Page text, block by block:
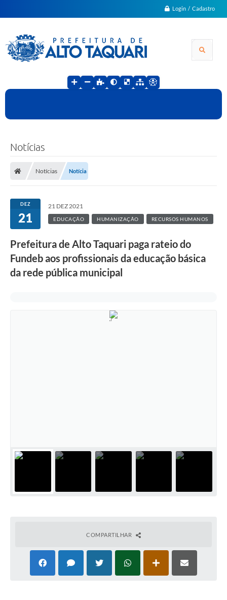
Login / Cadastro
Notícias
Notícias Notícia
DEZ
21
21 DEZ 2021
EDUCAÇÃO HUMANIZAÇÃO RECURSOS HUMANOS
Prefeitura de Alto Taquari paga rateio do
Fundeb aos profissionais da educação básica
da rede pública municipal
COMPARTILHAR